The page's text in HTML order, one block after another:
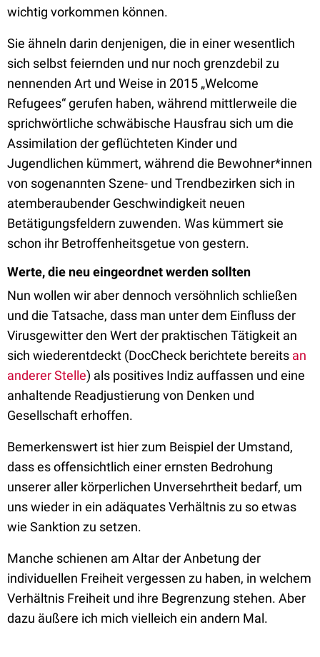
wichtig vorkommen können.
Sie ähneln darin denjenigen, die in einer wesentlich
sich selbst feiernden und nur noch grenzdebil zu
nennenden Art und Weise in 2015 „Welcome
Refugees“ gerufen haben, während mittlerweile die
sprichwörtliche schwäbische Hausfrau sich um die
Assimilation der geflüchteten Kinder und
Jugendlichen kümmert, während die Bewohner*innen
von sogenannten Szene- und Trendbezirken sich in
atemberaubender Geschwindigkeit neuen
Betätigungsfeldern zuwenden. Was kümmert sie
schon ihr Betroffenheitsgetue von gestern.
Werte, die neu eingeordnet werden sollten
Nun wollen wir aber dennoch versöhnlich schließen
und die Tatsache, dass man unter dem Einfluss der
Virusgewitter den Wert der praktischen Tätigkeit an
sich wiederentdeckt (DocCheck berichtete bereits an
anderer Stelle) als positives Indiz auffassen und eine
anhaltende Readjustierung von Denken und
Gesellschaft erhoffen.
Bemerkenswert ist hier zum Beispiel der Umstand,
dass es offensichtlich einer ernsten Bedrohung
unserer aller körperlichen Unversehrtheit bedarf, um
uns wieder in ein adäquates Verhältnis zu so etwas
wie Sanktion zu setzen.
Manche schienen am Altar der Anbetung der
individuellen Freiheit vergessen zu haben, in welchem
Verhältnis Freiheit und ihre Begrenzung stehen. Aber
dazu äußere ich mich vielleich ein andern Mal.